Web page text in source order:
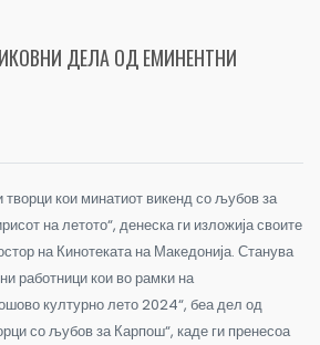
ДЕЛА ОД ЕМИНЕНТНИ
кои минатиот викенд со љубов за
на летото“, денеска ги изложија своите
на Кинотеката на Македонија. Станува
работници кои во рамки на
културно лето 2024“, беа дел од
со љубов за Карпош“, каде ги пренесоа